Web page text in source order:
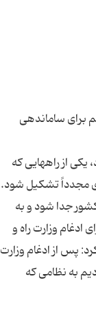
برای ساماندهی
یکی از راههایی که
مجدداً تشکیل شود.
جدا شود و به
وزارت راه و
کرد: پس از ادغام وزارت
به نظامی که